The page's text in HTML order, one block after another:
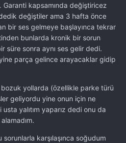
Garanti kapsamında değiştiricez
değiştiler ama 3 hafta önce
bir ses gelmeye başlayınca tekrar
bunlarda kronik bir sorun
süre sonra aynı ses gelir dedi.
parça gelince arayacaklar gidip
bozuk yollarda (özellikle parke türü
geliyordu yine onun için ne
yalıtım yaparız dedi onu da
karşılaşınca soğudum